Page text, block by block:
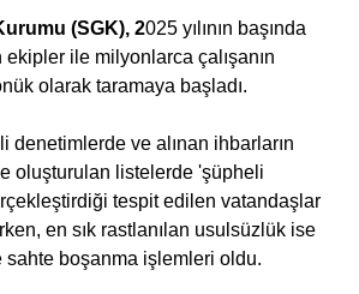
(SGK), 2025 yılının başında
ile milyonlarca çalışanın
olarak taramaya başladı.
denetimlerde ve alınan ihbarların
oluşturulan listelerde 'şüpheli
tespit edilen vatandaşlar
en sık rastlanılan usulsüzlük ise
sahte boşanma işlemleri oldu.